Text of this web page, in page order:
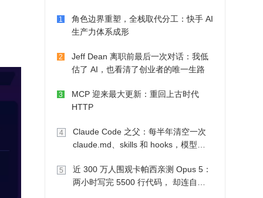
1
角色边界重塑，全栈取代分工：快手 AI
生产力体系成形
2
Jeff Dean 离职前最后一次对话：我低
估了 AI，也看清了创业者的唯一生路
3
MCP 迎来最大更新：重回上古时代
HTTP
4
Claude Code 之父：每半年清空一次
claude.md、skills 和 hooks，模型自
5
近 300 万人围观卡帕西亲测 Opus 5：
两小时写完 5500 行代码， 却连自己